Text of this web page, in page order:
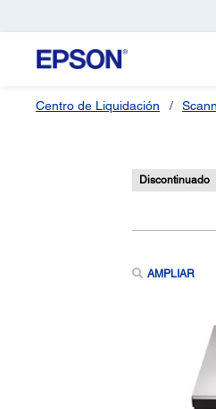
Centro de Liquidación
Discontinuado
AMPLIAR